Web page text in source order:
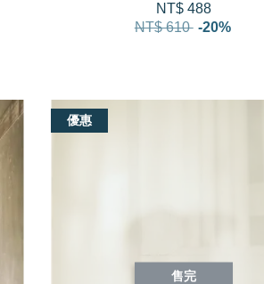
NT$ 488
NT$ 610 -20%
優惠
售完